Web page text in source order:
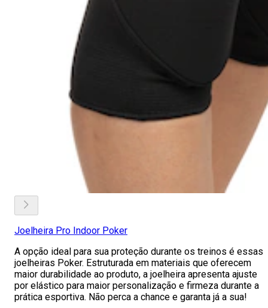
Joelheira Pro Indoor Poker
A opção ideal para sua proteção durante os treinos é essas
joelheiras Poker. Estruturada em materiais que oferecem
maior durabilidade ao produto, a joelheira apresenta ajuste
por elástico para maior personalização e firmeza durante a
prática esportiva. Não perca a chance e garanta já a sua!